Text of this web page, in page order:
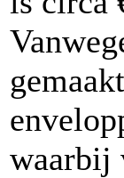
waarbij